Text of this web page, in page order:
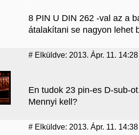
8 PIN U DIN 262 -val az a
átalakítani se nagyon lehet
# Elküldve: 2013. Ápr. 11. 14:28
En tudok 23 pin-es D-sub-
Mennyi kell?
# Elküldve: 2013. Ápr. 11.